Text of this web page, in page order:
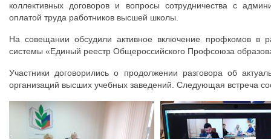
коллективных договоров и вопросы сотрудничества с
оплатой труда работников высшей школы.
На совещании обсудили активное включение профкомов в
системы «Единый реестр Общероссийского Профсоюза
Участники договорились о продолжении разговора об
организаций высших учебных заведений. Следующая встреча